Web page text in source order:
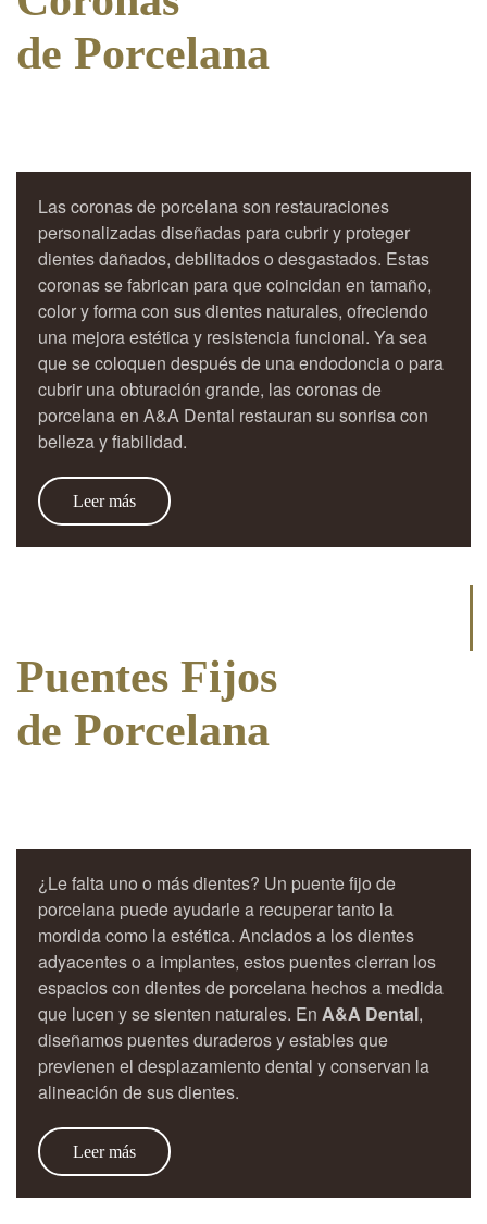
de Porcelana
Las coronas de porcelana son restauraciones
personalizadas diseñadas para cubrir y proteger
dientes dañados, debilitados o desgastados. Estas
coronas se fabrican para que coincidan en tamaño,
color y forma con sus dientes naturales, ofreciendo
una mejora estética y resistencia funcional. Ya sea
que se coloquen después de una endodoncia o para
cubrir una obturación grande, las coronas de
porcelana en A&A Dental restauran su sonrisa con
belleza y fiabilidad.
Leer más
Puentes Fijos
de Porcelana
¿Le falta uno o más dientes? Un puente fijo de
porcelana puede ayudarle a recuperar tanto la
mordida como la estética. Anclados a los dientes
adyacentes o a implantes, estos puentes cierran los
espacios con dientes de porcelana hechos a medida
que lucen y se sienten naturales. En A&A Dental,
diseñamos puentes duraderos y estables que
previenen el desplazamiento dental y conservan la
alineación de sus dientes.
Leer más